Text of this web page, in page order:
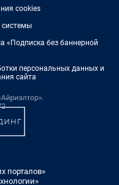
cookies
системы
«Подписка без баннерной
персональных данных и
сайта
порталов»